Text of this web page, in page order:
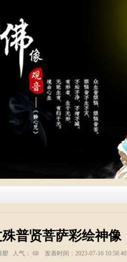
普贤菩萨彩绘神像
塑 人气： 68 发表时间：2023-07-16 10:58:40